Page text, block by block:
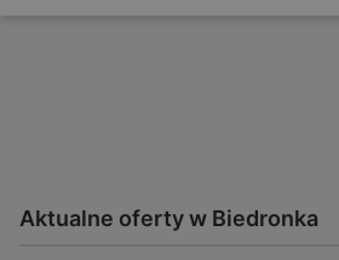
Aktualne oferty w Biedronka